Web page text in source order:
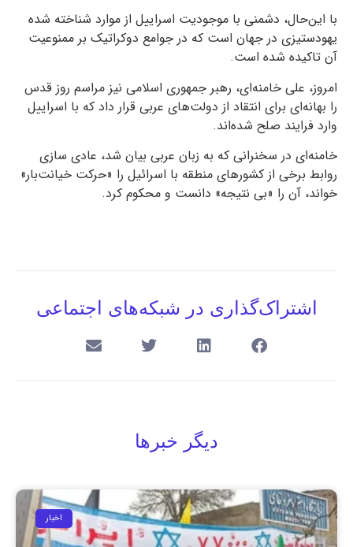
با این‌حال، دشمنی با موجودیت اسراییل از موارد شناخته شده
یهودستیزی در جهان است که در جوامع دوکراتیک بر ممنوعیت
آن تاکیده شده است.
امروز، علی خامنه‌ای، رهبر جمهوری اسلامی نیز مراسم روز قدس
را بهانه‌ای برای انتقاد از دولت‌های عربی قرار داد که با اسراییل
وارد فرایند صلح شده‌اند.
خامنه‌ای در سخنرانی که به زبان عربی بیان شد، عادی سازی
روابط برخی از کشورهای منطقه با اسرائیل را «حرکت خیانت‌بار»
خواند، آن را «بی نتیجه» دانست و محکوم کرد.
اشتراک‌گذاری در شبکه‌های اجتماعی
دیگر خبرها
اخبار